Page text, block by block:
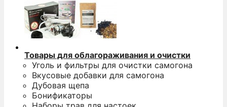
Товары для облагораживания и очистки
Уголь и фильтры для очистки самогона
Вкусовые добавки для самогона
Дубовая щепа
Бонификаторы